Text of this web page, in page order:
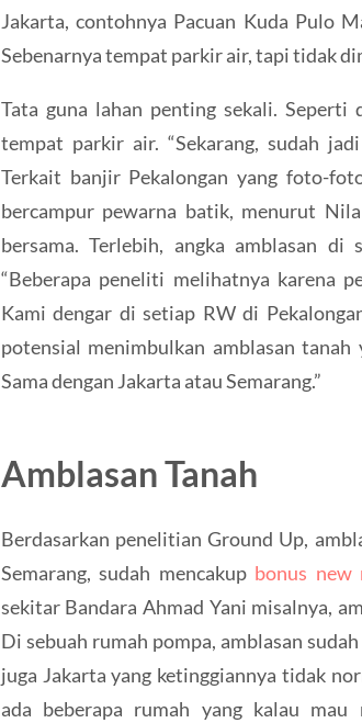
Jakarta, contohnya Pacuan Kuda Pulo
Sebenarnya tempat parkir air, tapi tidak
Tata guna lahan penting sekali.
tempat parkir air. “Sekarang, sudah
Terkait banjir Pekalongan yang foto-
bercampur pewarna batik, menurut
bersama. Terlebih, angka amblasan
“Beberapa peneliti melihatnya karena
Kami dengar di setiap RW di
potensial menimbulkan amblasan
Sama dengan Jakarta atau Semarang.”
Amblasan Tanah
Berdasarkan penelitian Ground Up,
Semarang, sudah mencakup bonus new
sekitar Bandara Ahmad Yani misalnya,
Di sebuah rumah pompa, amblasan
juga Jakarta yang ketinggiannya tidak
ada beberapa rumah yang kalau